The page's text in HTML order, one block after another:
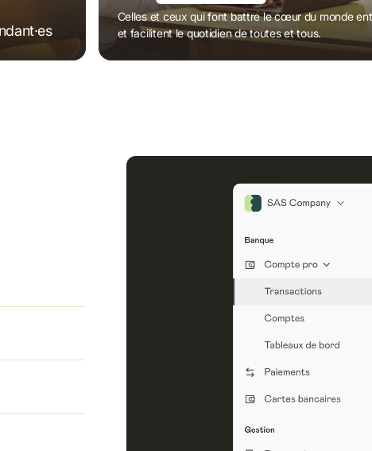
Celles et ceux qui font battre le cœur du monde
et facilitent le quotidien de toutes et tous.